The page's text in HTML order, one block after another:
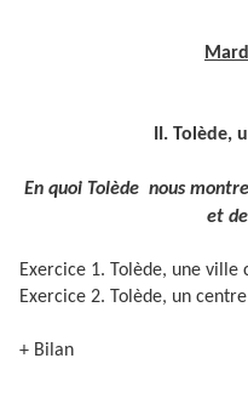
II. Tolède,
En quoi Tolède nous
et
Exercice 1. Tolède, une ville
Exercice 2. Tolède, un
+ Bilan